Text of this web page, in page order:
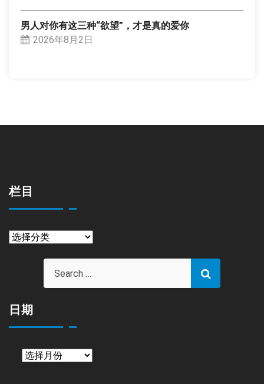
男人对你有这三种“欲望”，才是真的爱你
2026年8月2日
栏目
栏
日期